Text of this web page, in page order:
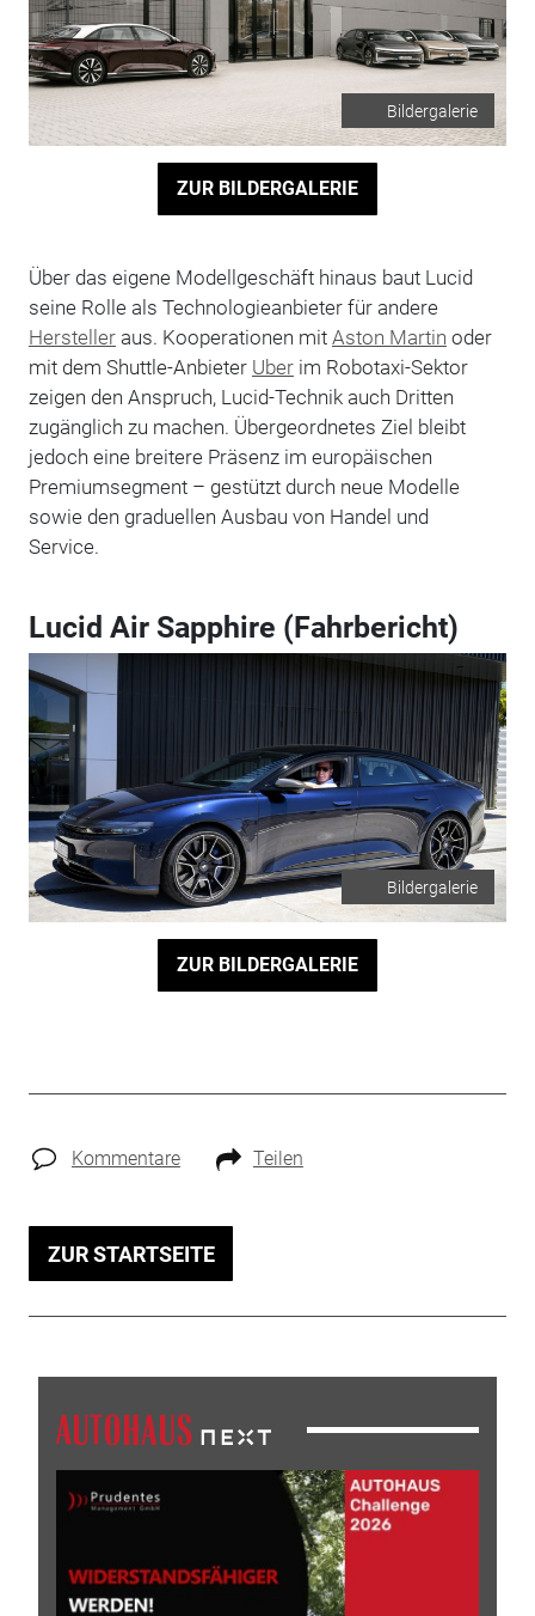
Bildergalerie
ZUR BILDERGALERIE
Über das eigene Modellgeschäft hinaus baut Lucid
seine Rolle als Technologieanbieter für andere
Herstelleraus. Kooperationen mit Aston Martin oder
mit dem Shuttle-Anbieter Uberim Robotaxi-Sektor
zeigen den Anspruch, Lucid-Technik auch Dritten
zugänglich zu machen. Übergeordnetes Ziel bleibt
jedoch eine breitere Präsenz im europäischen
Premiumsegment – gestützt durch neue Modelle
sowie den graduellen Ausbau von Handel und
Service.
Lucid Air Sapphire (Fahrbericht)
Bildergalerie
ZUR BILDERGALERIE
Kommentare Teilen
ZUR STARTSEITE